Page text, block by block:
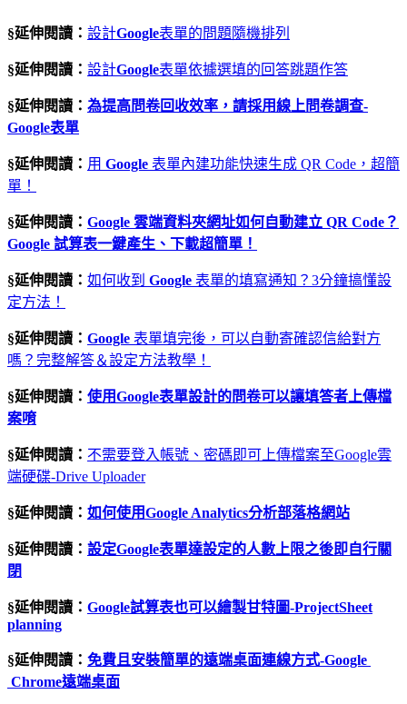
§延伸閱讀： 設計Google表單的問題隨機排列
§延伸閱讀： 設計Google表單依據選填的回答跳題作答
§延伸閱讀： 為提高問卷回收效率，請採用線上問卷調查-
Google表單
§延伸閱讀： 用 Google 表單內建功能快速生成 QR Code，超簡
單！
§延伸閱讀： Google 雲端資料夾網址如何自動建立 QR Code？
Google 試算表一鍵產生、下載超簡單！
§延伸閱讀： 如何收到 Google 表單的填寫通知？3分鐘搞懂設
定方法！
§延伸閱讀： Google 表單填完後，可以自動寄確認信給對方
嗎？完整解答＆設定方法教學！
§延伸閱讀： 使用Google表單設計的問卷可以讓填答者上傳檔
案唷
§延伸閱讀： 不需要登入帳號、密碼即可上傳檔案至Google雲
端硬碟-Drive Uploader
§延伸閱讀： 如何使用Google Analytics分析部落格網站
§延伸閱讀： 設定Google表單達設定的人數上限之後即自行關
閉
§延伸閱讀： Google試算表也可以繪製甘特圖-ProjectSheet
planning
§延伸閱讀： 免費且安裝簡單的遠端桌面連線方式-Google
Chrome遠端桌面